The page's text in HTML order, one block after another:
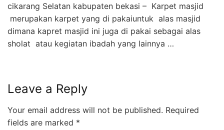
cikarang Selatan kabupaten bekasi – Karpet masjid
merupakan karpet yang di pakaiuntuk alas masjid
dimana kapret masjid ini juga di pakai sebagai alas
sholat atau kegiatan ibadah yang lainnya …
Leave a Reply
Your email address will not be published. Required
fields are marked *